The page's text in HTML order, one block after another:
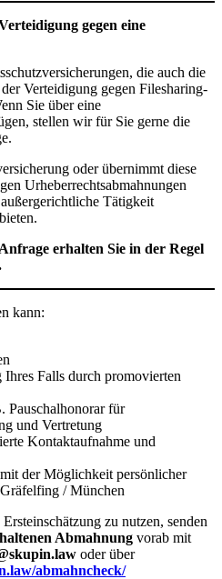
gegen eine
die auch die
Verteidigung gegen Filesharing-
Sie über eine
stellen wir für Sie gerne die
oder übernimmt diese
Urheberrechtsabmahnungen
Tätigkeit
erhalten Sie in der Regel
kann:
Falls durch promovierten
Pauschalhonorar für
und Vertretung
Kontaktaufnahme und
der Möglichkeit persönlicher
/ München
zu nutzen, senden
Abmahnung vorab mit
oder über
abmahncheck/